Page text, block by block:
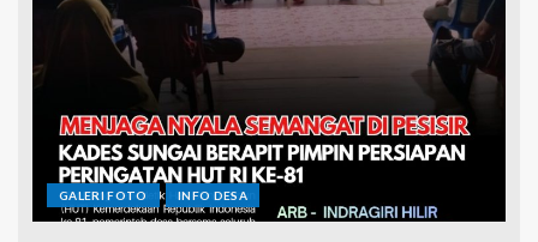
GALERI FOTO INFO DESA